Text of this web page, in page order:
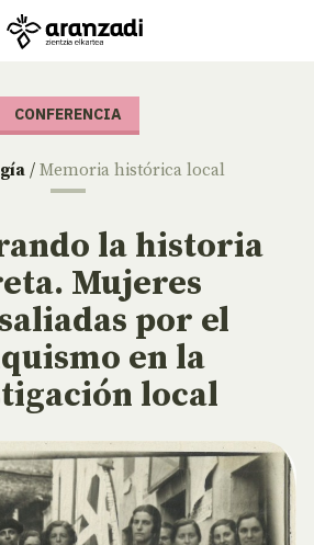
CONFERENCIA
/ Memoria histórica local
la historia
Mujeres
por el
en la
local